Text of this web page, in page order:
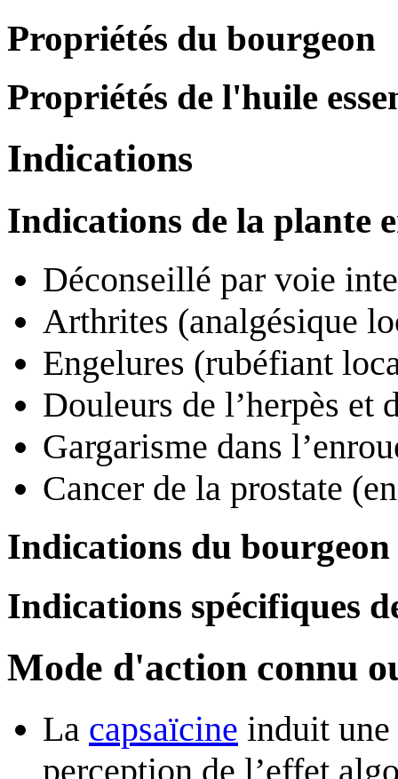
Propriétés du bourgeon
Propriétés de l'huile
Indications
Indications de la plante
Déconseillé par voie
Arthrites (analgésique
Engelures (rubéfiant
Douleurs de l’herpès et
Gargarisme dans
Cancer de la prostate
Indications du
Indications spécifiques
Mode d'action connu
La capsaïcine induit
perception de l’effet